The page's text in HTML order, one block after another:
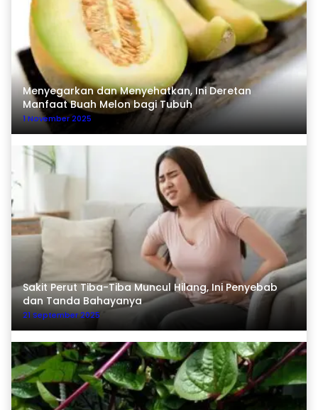
Menyegarkan dan Menyehatkan, Ini Deretan
Manfaat Buah Melon bagi Tubuh
1 November 2025
Sakit Perut Tiba-Tiba Muncul Hilang, Ini Penyebab
dan Tanda Bahayanya
21 September 2025